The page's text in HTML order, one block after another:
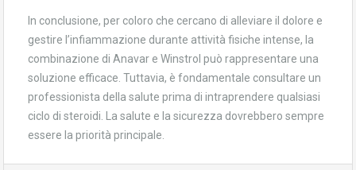
In conclusione, per coloro che cercano di alleviare il dolore e
gestire l’infiammazione durante attività fisiche intense, la
combinazione di Anavar e Winstrol può rappresentare una
soluzione efficace. Tuttavia, è fondamentale consultare un
professionista della salute prima di intraprendere qualsiasi
ciclo di steroidi. La salute e la sicurezza dovrebbero sempre
essere la priorità principale.